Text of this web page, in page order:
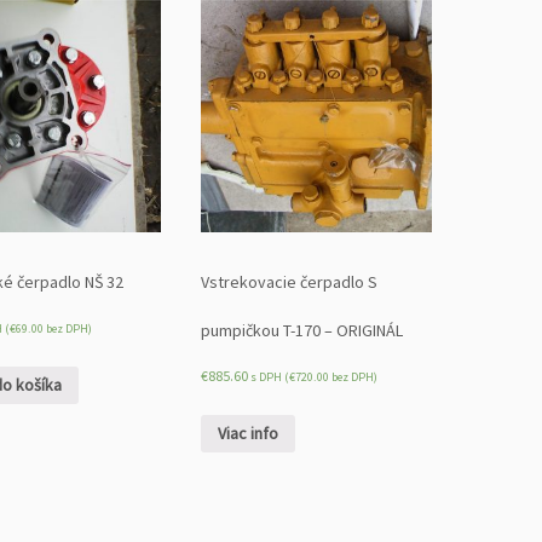
čerpadlo NŠ 32
(€69.00 bez DPH)
košíka
Vstrekovacie čerpadlo S
pumpičkou T-170 – ORIGINÁL
€885.60 s DPH (€720.00 bez DPH)
Viac info